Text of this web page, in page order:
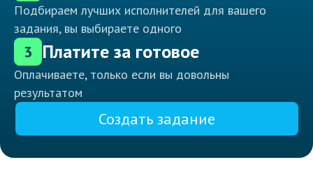
Подбираем лучших исполнителей для вашего
задания, вы выбираете одного
3 Платите за готовое
Оплачиваете, только если вы довольны
результатом
Создать задание